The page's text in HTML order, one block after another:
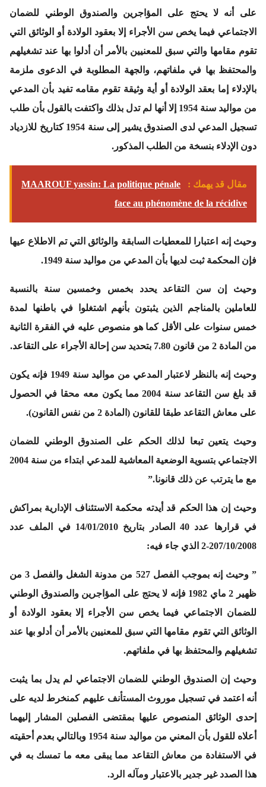
على أنه لا يحتج على المؤاجرين والصندوق الوطني للضمان
الاجتماعي فيما يخص سن الأجراء إلا بعقود الولادة أو الوثائق التي
تقوم مقامها والتي سبق للمعنيين بالأمر أن أدلوا بها عند تشغيلهم
والمحتفظ بها في ملفاتهم، والجهة المطلوبة في الدعوى ملزمة
بالإدلاء إما بعقد الولادة أو أية وثيقة تقوم مقامه تفيد بأن المدعي
من مواليد سنة 1954 إلا أنها لم تدل بذلك واكتفت بالقول بأن طلب
تسجيل المدعي لدى الصندوق يشير إلى سنة 1954 كتاريخ للازدياد
دون الإدلاء بنسخة من الطلب المذكور.
مقال قد يهمك :
MAAROUF yassin: La politique pénale
face au phénomène de la récidive
وحيث إنه اعتبارا للمعطيات السابقة والوثائق التي تم الاطلاع عيها
فإن المحكمة ثبت لديها بأن المدعي من مواليد سنة 1949.
وحيث إن سن التقاعد يحدد بخمس وخمسين سنة بالنسبة
للعاملين بالمناجم الذين يثبتون بأنهم اشتغلوا في باطنها لمدة
خمس سنوات على الأقل كما هو منصوص عليه في الفقرة الثانية
من المادة 2 من قانون 7.80 بتحديد سن إحالة الأجراء على التقاعد.
وحيث إنه بالنظر لاعتبار المدعي من مواليد سنة 1949 فإنه يكون
قد بلغ سن التقاعد سنة 2004 مما يكون معه محقا في الحصول
على معاش التقاعد طبقا للقانون (المادة 2 من نفس القانون).
وحيث يتعين تبعا لذلك الحكم على الصندوق الوطني للضمان
الاجتماعي بتسوية الوضعية المعاشية للمدعي ابتداء من سنة 2004
مع ما يترتب عن ذلك قانونا.”
وحيث إن هذا الحكم قد أيدته محكمة الاستئناف الإدارية بمراكش
في قرارها عدد 40 الصادر بتاريخ 14/01/2010 في الملف عدد
207/10/2008-2 الذي جاء فيه:
” وحيث إنه بموجب الفصل 527 من مدونة الشغل والفصل 3 من
ظهير 2 ماي 1982 فإنه لا يحتج على المؤاجرين والصندوق الوطني
للضمان الاجتماعي فيما يخص سن الأجراء إلا بعقود الولادة أو
الوثائق التي تقوم مقامها التي سبق للمعنيين بالأمر أن أدلو بها عند
تشغيلهم والمحتفظ بها في ملفاتهم.
وحيث إن الصندوق الوطني للضمان الاجتماعي لم يدل بما يثبت
أنه اعتمد في تسجيل موروث المستأنف عليهم كمنخرط لديه على
إحدى الوثائق المنصوص عليها بمقتضى الفصلين المشار إليهما
أعلاه للقول بأن المعني من مواليد سنة 1954 وبالتالي بعدم أحقيته
في الاستفادة من معاش التقاعد مما يبقى معه ما تمسك به في
هذا الصدد غير جدير بالاعتبار ومآله الرد.